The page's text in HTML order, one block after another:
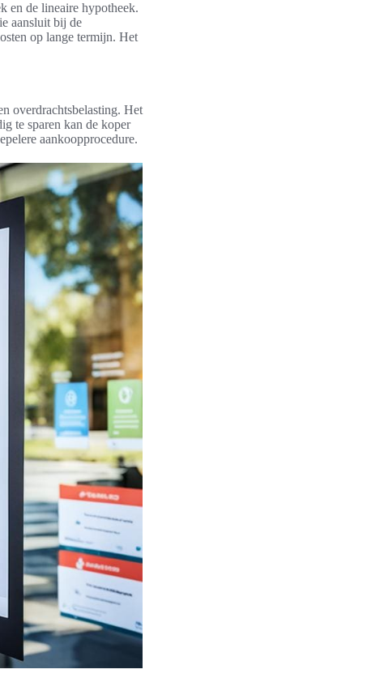
en de lineaire hypotheek.
aansluit bij de
op lange termijn. Het
overdrachtsbelasting. Het
te sparen kan de koper
aankoopprocedure.